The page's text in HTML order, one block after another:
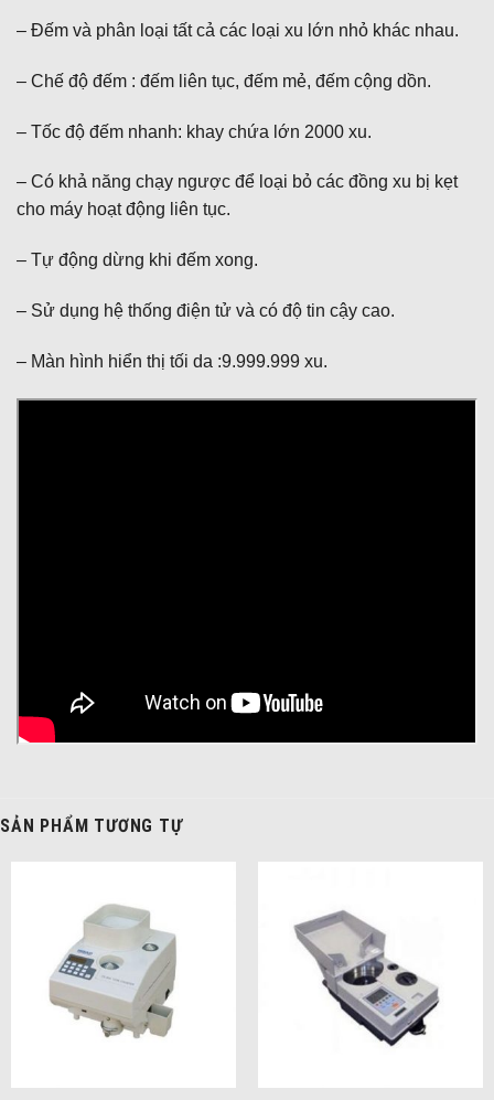
– Đếm và phân loại tất cả các loại xu lớn nhỏ khác nhau.
– Chế độ đếm : đếm liên tục, đếm mẻ, đếm cộng dồn.
– Tốc độ đếm nhanh: khay chứa lớn 2000 xu.
– Có khả năng chạy ngược để loại bỏ các đồng xu bị kẹt
cho máy hoạt động liên tục.
– Tự động dừng khi đếm xong.
– Sử dụng hệ thống điện tử và có độ tin cậy cao.
– Màn hình hiển thị tối da :9.999.999 xu.
SẢN PHẨM TƯƠNG TỰ